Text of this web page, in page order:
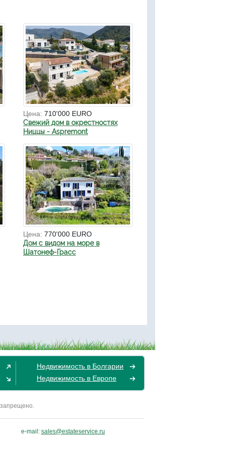
Цена: 710'000 EURO
Свежий дом в окрестностях
Ниццы - Aspremont
Цена: 770'000 EURO
Дом с видом на море в
Шатонеф-Грасс
Недвижимость в Болгарии
Недвижимость в Европе
e-mail: sales@estateservice.ru